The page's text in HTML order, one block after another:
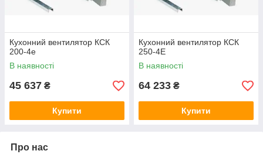
Кухонний вентилятор КСК
200-4е
В наявності
45 637 ₴
Купити
Кухонний вентилятор КСК
250-4Е
В наявності
64 233 ₴
Купити
Про нас